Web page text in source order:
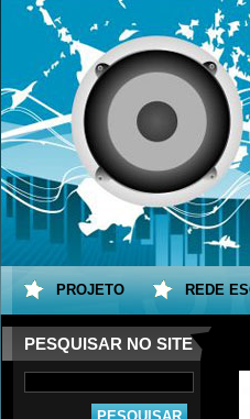
PESQUISAR NO SITE
PROJETO REDE